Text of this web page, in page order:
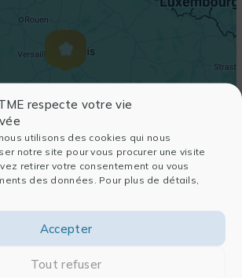
respecte votre vie
utilisons des cookies qui nous
notre site pour vous procurer une visite
retirer votre consentement ou vous
des données. Pour plus de détails,
Accepter
Tout refuser